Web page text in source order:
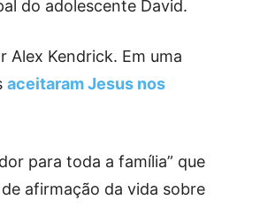
do adolescente David.
Kendrick. Em uma
aceitaram Jesus nos
para toda a família” que
afirmação da vida sobre